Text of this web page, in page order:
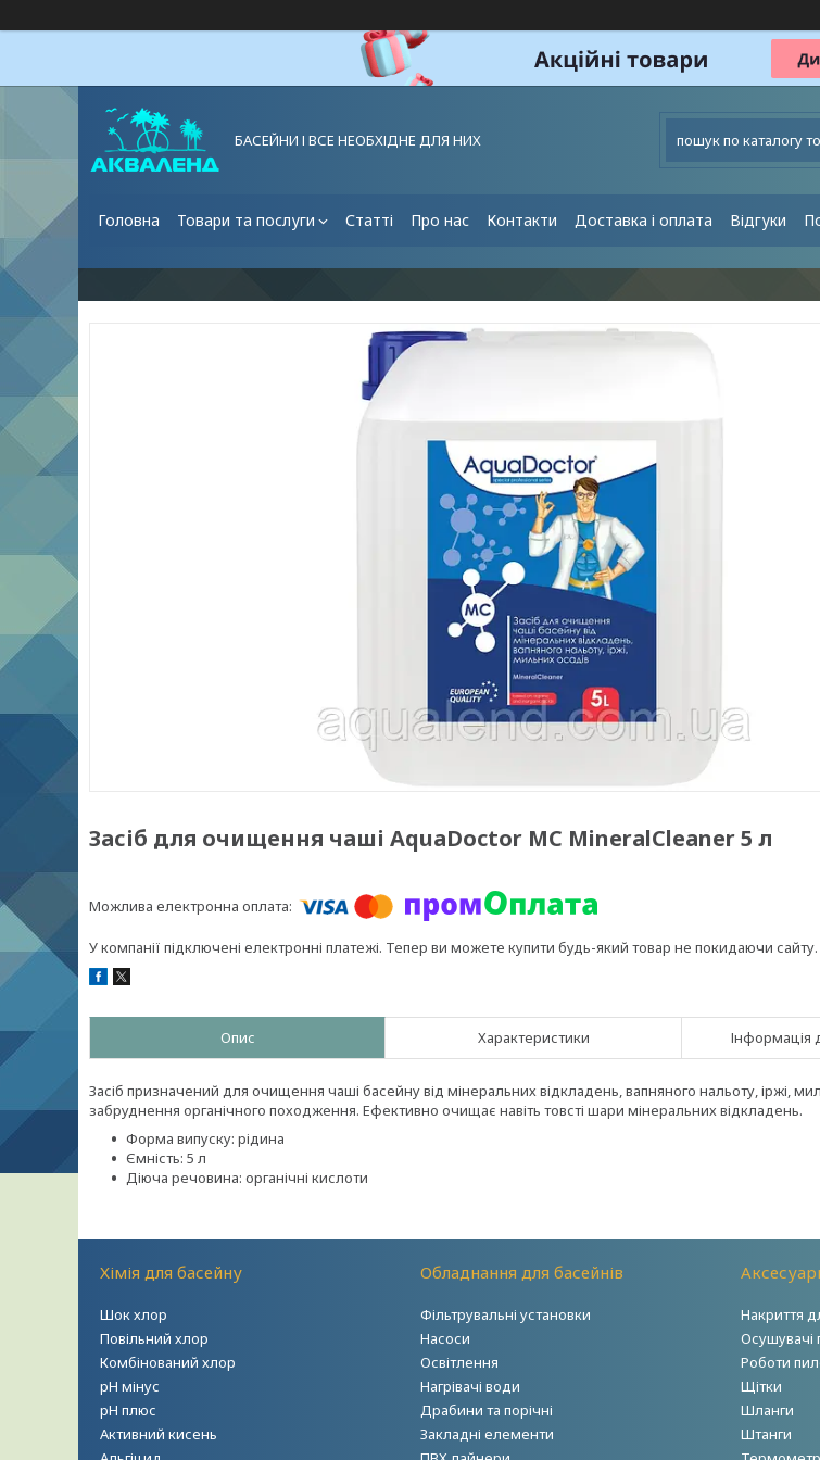
БАСЕЙНИ І ВСЕ НЕОБХІДНЕ ДЛЯ НИХ
Головна Товари та послуги Статті Про нас Контакти Доставка і оплата Відгуки
Засіб для очищення чаші AquaDoctor MC MineralCleaner 5 л
У компанії підключені електронні платежі. Тепер ви можете купити будь-який товар не покидаючи сайту.
Опис Характеристики Інформація
Засіб призначений для очищення чаші басейну від мінеральних відкладень, вапняного нальоту, іржі,
забруднення органічного походження. Ефективно очищає навіть товсті шари мінеральних відкладень.
Форма випуску: рідина
Ємність: 5 л
Діюча речовина: органічні кислоти
Хімія для басейну
Шок хлор
Повільний хлор
Комбінований хлор
рН мінус
рН плюс
Активний кисень
Обладнання для басейнів
Фільтрувальні установки
Насоси
Освітлення
Нагрівачі води
Драбини та порічні
Закладні елементи
Накриття
Осушувачі
Роботи
Щітки
Шланги
Штанги